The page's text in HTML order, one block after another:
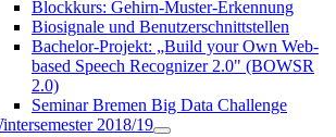
Blockkurs: Gehirn-Muster-Erkennung
Biosignale und Benutzerschnittstellen
Bachelor-Projekt: „Build your Own Web-
based Speech Recognizer 2.0" (BOWSR
2.0)
Seminar Bremen Big Data Challenge
2018/19